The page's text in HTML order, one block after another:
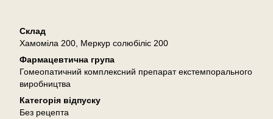
Склад
Хамоміла 200, Меркур солюбіліс 200
Фармацевтична група
Гомеопатичний комплексний препарат екстемпорального
виробництва
Категорія відпуску
Без рецепта